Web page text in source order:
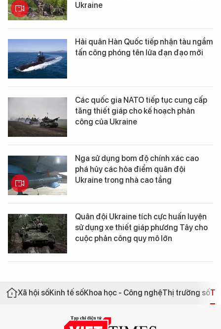
Ukraine
Hải quân Hàn Quốc tiếp nhận tàu ngầm
tấn công phóng tên lửa đạn đạo mới
Các quốc gia NATO tiếp tục cung cấp
tăng thiết giáp cho kế hoạch phản
công của Ukraine
Nga sử dụng bom độ chính xác cao
phá hủy các hỏa điểm quân đội
Ukraine trong nhà cao tầng
Quân đội Ukraine tích cực huấn luyện
sử dụng xe thiết giáp phương Tây cho
cuộc phản công quy mô lớn
Xã hội sốKinh tế sốKhoa học - Công nghệThị trường số